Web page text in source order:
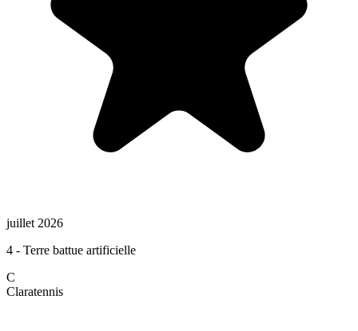
juillet 2026
4 - Terre battue artificielle
C
Claratennis